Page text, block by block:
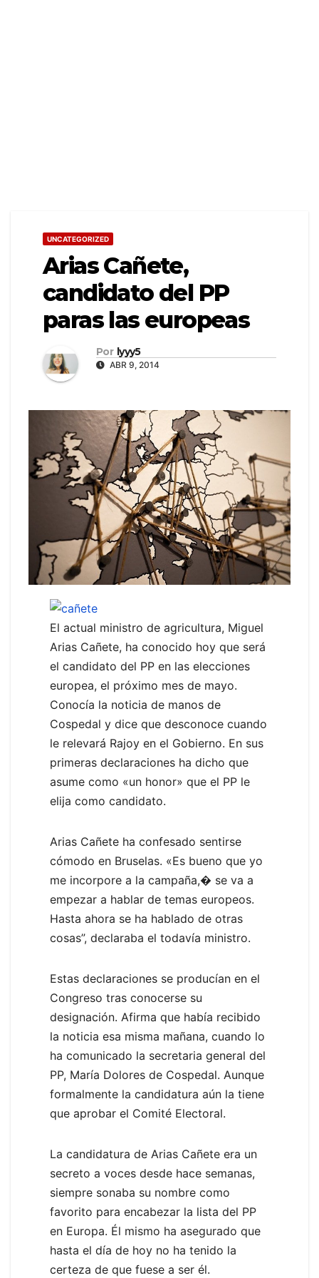
UNCATEGORIZED
Arias Cañete,
candidato del PP
paras las europeas
Por lyyy5
ABR 9, 2014
El actual ministro de agricultura, Miguel
Arias Cañete, ha conocido hoy que será
el candidato del PP en las elecciones
europea, el próximo mes de mayo.
Conocía la noticia de manos de
Cospedal y dice que desconoce cuando
le relevará Rajoy en el Gobierno. En sus
primeras declaraciones ha dicho que
asume como «un honor» que el PP le
elija como candidato.
Arias Cañete ha confesado sentirse
cómodo en Bruselas. «Es bueno que yo
me incorpore a la campaña,� se va a
empezar a hablar de temas europeos.
Hasta ahora se ha hablado de otras
cosas”, declaraba el todavía ministro.
Estas declaraciones se producían en el
Congreso tras conocerse su
designación. Afirma que había recibido
la noticia esa misma mañana, cuando lo
ha comunicado la secretaria general del
PP, María Dolores de Cospedal. Aunque
formalmente la candidatura aún la tiene
que aprobar el Comité Electoral.
La candidatura de Arias Cañete era un
secreto a voces desde hace semanas,
siempre sonaba su nombre como
favorito para encabezar la lista del PP
en Europa. Él mismo ha asegurado que
hasta el día de hoy no ha tenido la
certeza de que fuese a ser él.